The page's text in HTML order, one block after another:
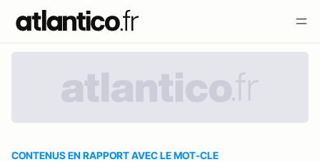
CONTENUS EN RAPPORT AVEC LE MOT-CLE